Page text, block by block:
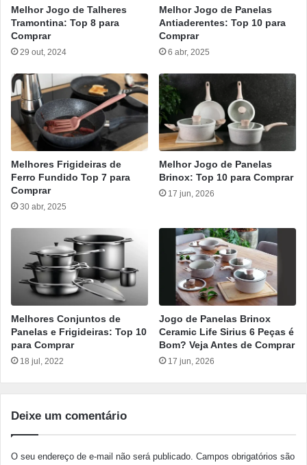
Melhor Jogo de Talheres
Tramontina: Top 8 para
Comprar
29 out, 2024
Melhor Jogo de Panelas
Antiaderentes: Top 10 para
Comprar
6 abr, 2025
Melhores Frigideiras de
Ferro Fundido Top 7 para
Comprar
30 abr, 2025
Melhor Jogo de Panelas
Brinox: Top 10 para Comprar
17 jun, 2026
Melhores Conjuntos de
Panelas e Frigideiras: Top 10
para Comprar
18 jul, 2022
Jogo de Panelas Brinox
Ceramic Life Sirius 6 Peças é
Bom? Veja Antes de Comprar
17 jun, 2026
Deixe um comentário
O seu endereço de e-mail não será publicado. Campos obrigatórios são